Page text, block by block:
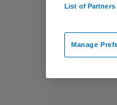
List of Partners
Manage